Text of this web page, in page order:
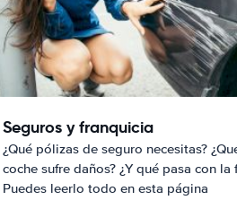
Seguros y franquicia
¿Qué pólizas de seguro necesitas?
coche sufre daños? ¿Y qué pasa con la
Puedes leerlo todo en esta página